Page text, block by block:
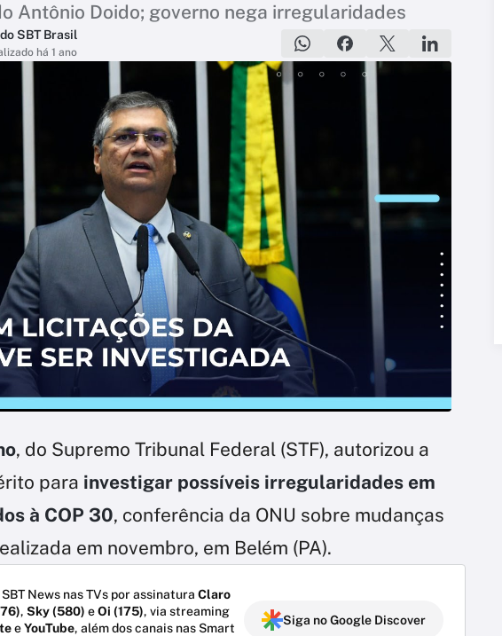
Antônio Doido; governo nega irregularidades
do SBT Brasil
há 1 ano
, do Supremo Tribunal Federal (STF), autorizou a
para investigar possíveis irregularidades em
à COP 30, conferência da ONU sobre mudanças
em novembro, em Belém (PA).
News nas TVs por assinatura Claro
, Sky (580) eOi (175), via streaming
eYouTube, além dos canais nas Smart
Siga no Google Discover